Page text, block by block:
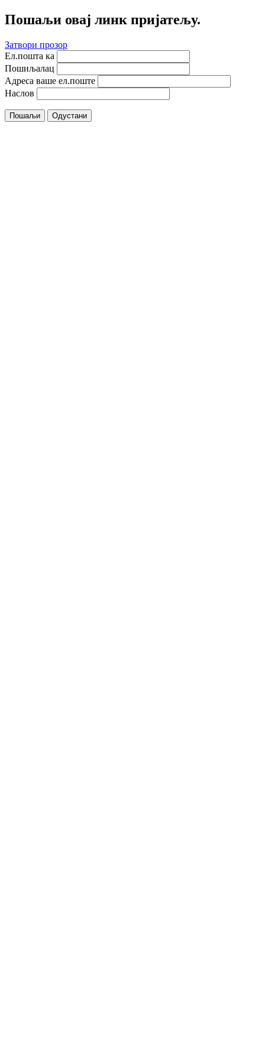
Пошаљи овај линк пријатељу.
Затвори прозор
Ел.пошта ка
Пошиљалац
Адреса ваше ел.поште
Наслов
Пошаљи Одустани